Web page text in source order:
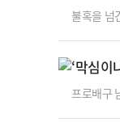
불혹을 넘
다시 한
‘막심이
프로배구